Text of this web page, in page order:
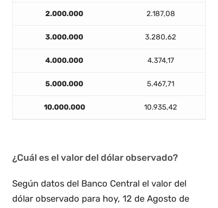
2.000.000 2.187,08
3.000.000 3.280,62
4.000.000 4.374,17
5.000.000 5.467,71
10.000.000 10.935,42
¿Cuál es el valor del dólar observado?
Según datos del Banco Central el valor del
dólar observado para hoy, 12 de Agosto de